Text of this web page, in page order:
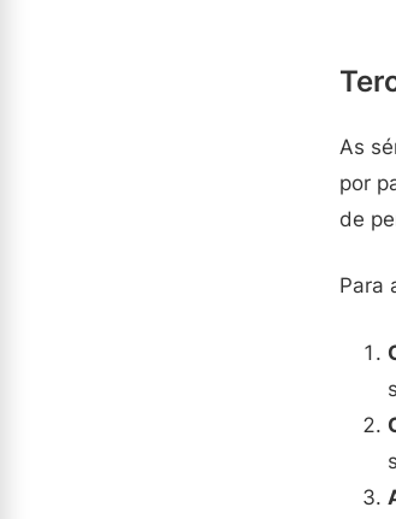
As
por
de
Para